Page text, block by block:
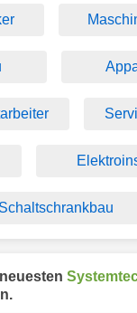
Schaltschrankbau